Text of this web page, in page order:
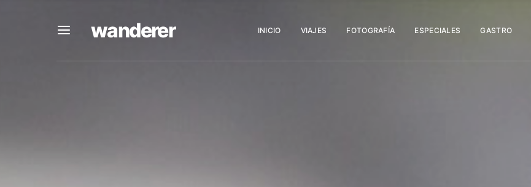
wanderer INICIO VIAJES FOTOGRAFÍA ESPECIALES GASTRO